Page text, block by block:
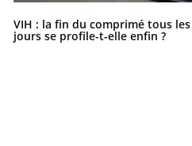
VIH : la fin du comprimé tous les
jours se profile-t-elle enfin ?